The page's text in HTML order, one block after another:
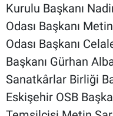
Kurulu Başkanı
Odası Başkanı
Odası Başkanı
Başkanı Gürhan
Sanatkârlar Birliği
Eskişehir OSB